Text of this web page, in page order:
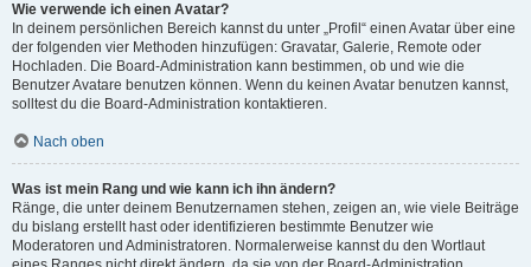
Wie verwende ich einen Avatar?
In deinem persönlichen Bereich kannst du unter „Profil“ einen Avatar über eine
der folgenden vier Methoden hinzufügen: Gravatar, Galerie, Remote oder
Hochladen. Die Board-Administration kann bestimmen, ob und wie die
Benutzer Avatare benutzen können. Wenn du keinen Avatar benutzen kannst,
solltest du die Board-Administration kontaktieren.
Nach oben
Was ist mein Rang und wie kann ich ihn ändern?
Ränge, die unter deinem Benutzernamen stehen, zeigen an, wie viele Beiträge
du bislang erstellt hast oder identifizieren bestimmte Benutzer wie
Moderatoren und Administratoren. Normalerweise kannst du den Wortlaut